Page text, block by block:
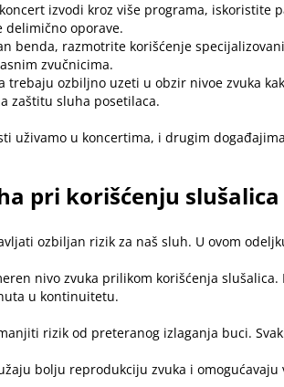
izvodi kroz više programa,
delimično oporave.
benda, razmotrite korišćenje
zvučnicima.
trebaju ozbiljno uzeti u obzir nivoe zvuka
zaštitu sluha posetilaca.
uživamo u koncertima, i drugim
pri korišćenju slušalica
ozbiljan rizik za naš sluh. U ovom
nivo zvuka prilikom korišćenja
u kontinuitetu.
rizik od preteranog izlaganja buci.
bolju reprodukciju zvuka i